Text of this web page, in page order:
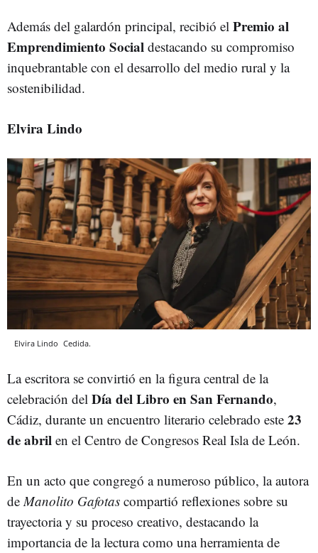
Además del galardón principal, recibió el Premio al
Emprendimiento Social destacando su compromiso
inquebrantable con el desarrollo del medio rural y la
sostenibilidad.
Elvira Lindo
Elvira Lindo Cedida.
La escritora se convirtió en la figura central de la
celebración del Día del Libro en San Fernando,
Cádiz, durante un encuentro literario celebrado este 23
de abril en el Centro de Congresos Real Isla de León.
En un acto que congregó a numeroso público, la autora
deManolito Gafotas compartió reflexiones sobre su
trayectoria y su proceso creativo, destacando la
importancia de la lectura como una herramienta de